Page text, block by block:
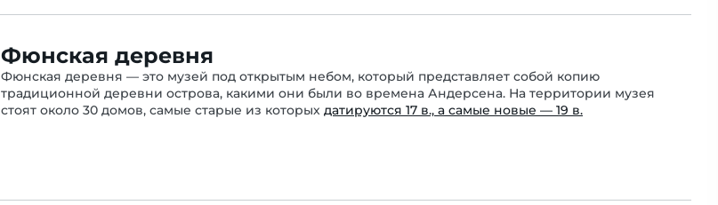
Фюнская деревня
Фюнская деревня — это музей под открытым небом, который представляет собой копию
традиционной деревни острова, какими они были во времена Андерсена. На территории музея
стоят около 30 домов, самые старые из которых датируются 17 в., а самые новые — 19 в.